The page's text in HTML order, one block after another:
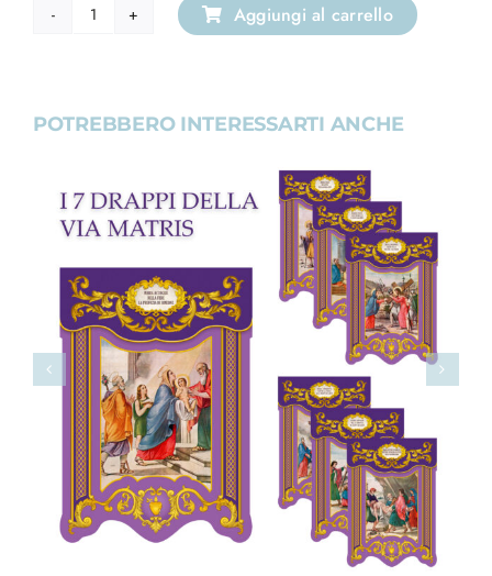
Drappo
da
Aggiungi al carrello
POTREBBERO INTERESSARTI ANCHE